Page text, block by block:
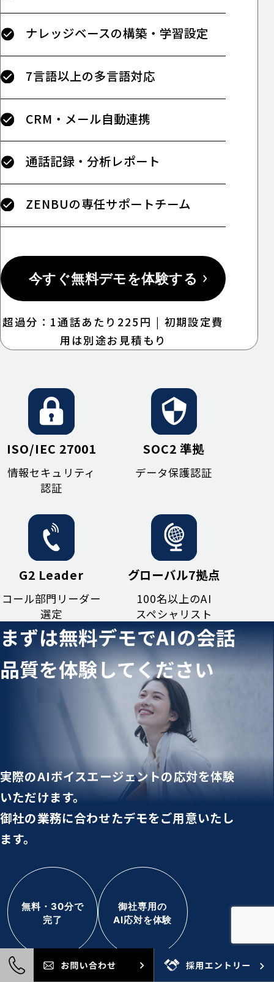
ナレッジベースの構築・学習設定
7言語以上の多言語対応
CRM・メール自動連携
通話記録・分析レポート
ZENBUの専任サポートチーム
今すぐ無料デモを体験する
超過分：1通話あたり225円 | 初期設定費
用は別途お見積もり
ISO/IEC 27001
情報セキュリティ
認証
SOC2 準拠
データ保護認証
G2 Leader
コール部門リーダー
選定
グローバル7拠点
100名以上のAI
スペシャリスト
まずは無料デモでAIの会話
品質を体験してください
実際のAIボイスエージェントの応対を体験
いただけます。
御社の業務に合わせたデモをご用意いたし
ます。
無料・30分で
完了
御社専用の
AI応対を体験